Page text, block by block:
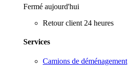
Fermé aujourd'hui
Retour client 24 heures
Services
Camions de déménagement